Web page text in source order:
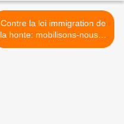
Contre la loi immigration de
la honte: mobilisons-nous le
20 janvier à 15h à Morlaix >